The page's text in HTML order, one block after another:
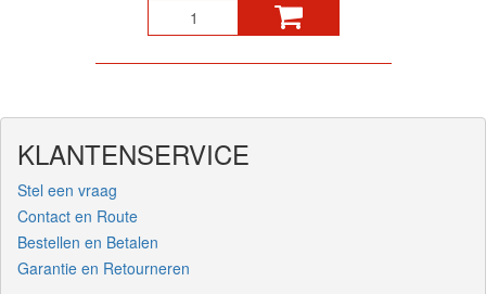
KLANTENSERVICE
Stel een vraag
Contact en Route
Bestellen en Betalen
Garantie en Retourneren